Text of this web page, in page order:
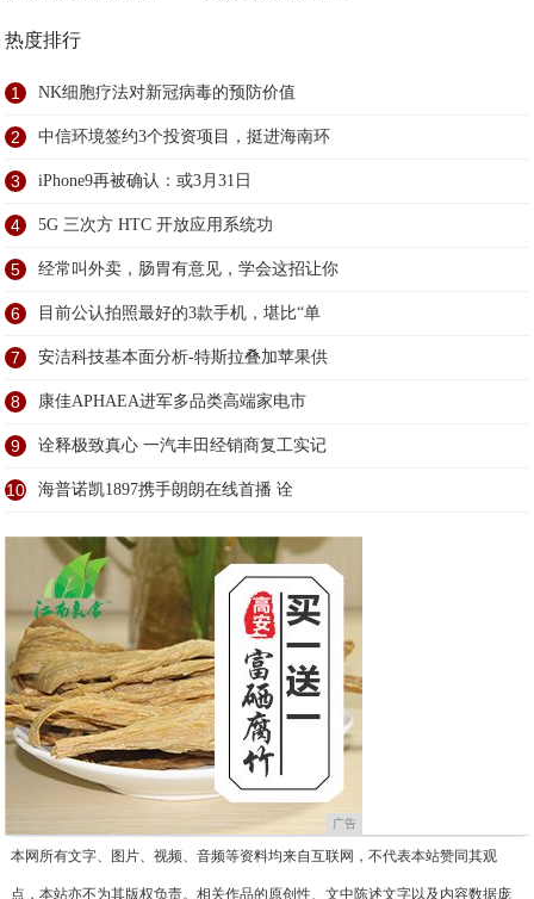
热度排行
1 NK细胞疗法对新冠病毒的预防价值
2 中信环境签约3个投资项目，挺进海南环
3 iPhone9再被确认：或3月31日
4 5G 三次方 HTC 开放应用系统功
5 经常叫外卖，肠胃有意见，学会这招让你
6 目前公认拍照最好的3款手机，堪比“单
7 安洁科技基本面分析-特斯拉叠加苹果供
8 康佳APHAEA进军多品类高端家电市
9 诠释极致真心 一汽丰田经销商复工实记
10 海普诺凯1897携手朗朗在线首播 诠
广告
本网所有文字、图片、视频、音频等资料均来自互联网，不代表本站赞同其观
点，本站亦不为其版权负责。相关作品的原创性、文中陈述文字以及内容数据庞